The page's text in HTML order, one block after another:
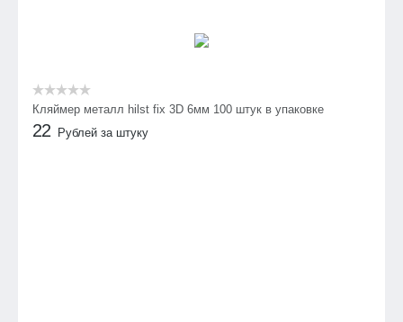
Кляймер металл hilst fix 3D 6мм 100 штук в упаковке
22 Рублей за штуку